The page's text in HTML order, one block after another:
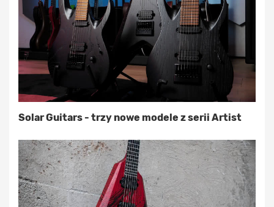
Solar Guitars - trzy nowe modele z serii Artist